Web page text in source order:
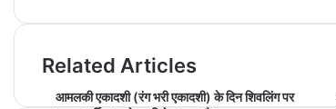
Related Articles
आमलकी एकादशी (रंग भरी एकादशी) के दिन शिवलिंग पर